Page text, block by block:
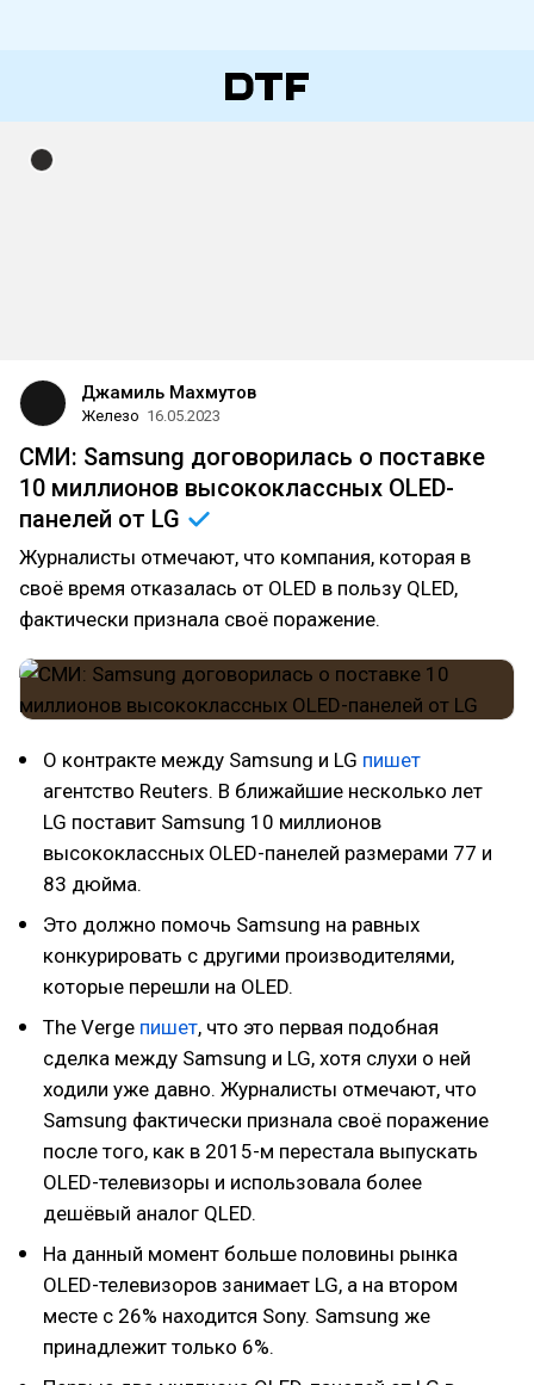
Джамиль Махмутов
Железо 16.05.2023
СМИ: Samsung договорилась о поставке
10 миллионов высококлассных OLED-
панелей от LG
Журналисты отмечают, что компания, которая в
своё время отказалась от OLED в пользу QLED,
фактически признала своё поражение.
О контракте между Samsung и LG пишет
агентство Reuters. В ближайшие несколько лет
LG поставит Samsung 10 миллионов
высококлассных OLED-панелей размерами 77 и
83 дюйма.
Это должно помочь Samsung на равных
конкурировать с другими производителями,
которые перешли на OLED.
The Verge пишет, что это первая подобная
сделка между Samsung и LG, хотя слухи о ней
ходили уже давно. Журналисты отмечают, что
Samsung фактически признала своё поражение
после того, как в 2015-м перестала выпускать
OLED-телевизоры и использовала более
дешёвый аналог QLED.
На данный момент больше половины рынка
OLED-телевизоров занимает LG, а на втором
месте с 26% находится Sony. Samsung же
принадлежит только 6%.